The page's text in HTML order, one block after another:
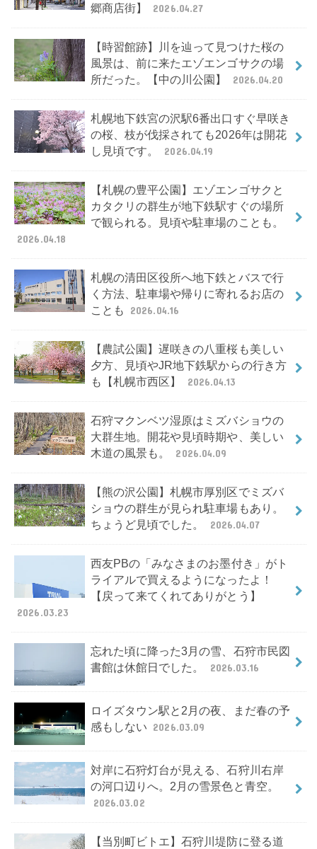
郷商店街】
2026.04.27
【時習館跡】川を辿って見つけた桜の
風景は、前に来たエゾエンゴサクの場
所だった。【中の川公園】
2026.04.20
札幌地下鉄宮の沢駅6番出口すぐ早咲き
の桜、枝が伐採されても2026年は開花
し見頃です。
2026.04.19
【札幌の豊平公園】エゾエンゴサクと
カタクリの群生が地下鉄駅すぐの場所
で観られる。見頃や駐車場のことも。
2026.04.18
札幌の清田区役所へ地下鉄とバスで行
く方法、駐車場や帰りに寄れるお店の
ことも
2026.04.16
【農試公園】遅咲きの八重桜も美しい
夕方、見頃やJR地下鉄駅からの行き方
も【札幌市西区】
2026.04.13
石狩マクンベツ湿原はミズバショウの
大群生地。開花や見頃時期や、美しい
木道の風景も。
2026.04.09
【熊の沢公園】札幌市厚別区でミズバ
ショウの群生が見られ駐車場もあり。
ちょうど見頃でした。
2026.04.07
西友PBの「みなさまのお墨付き」がト
ライアルで買えるようになったよ！
【戻って来てくれてありがとう】
2026.03.23
忘れた頃に降った3月の雪、石狩市民図
書館は休館日でした。
2026.03.16
ロイズタウン駅と2月の夜、まだ春の予
感もしない 2026.03.09
対岸に石狩灯台が見える、石狩川右岸
の河口辺りへ。2月の雪景色と青空。
2026.03.02
【当別町ビトエ】石狩川堤防に登る道